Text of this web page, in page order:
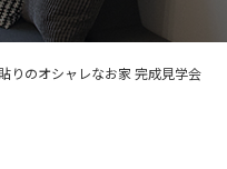
りのオシャレなお家 完成見学会